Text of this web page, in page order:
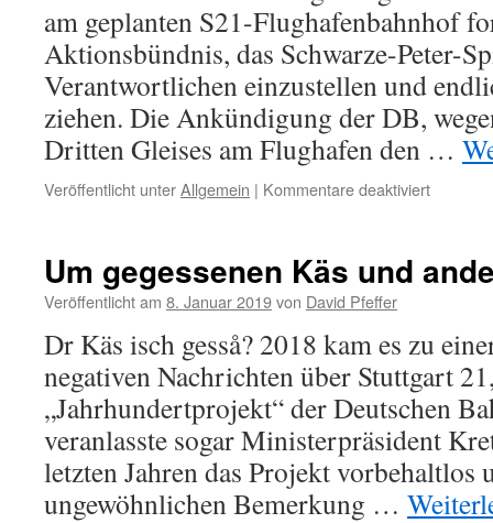
am geplanten S21-Flughafenbahnhof
Aktionsbündnis, das Schwarze-Peter-
Verantwortlichen einzustellen und
ziehen. Die Ankündigung der DB,
Dritten Gleises am Flughafen den …
Veröffentlicht unterAllgemein | Kommentare deaktiviertfür
lagen
Um gegessenen Käs und
Veröffentlicht am 8. Januar 2019von David Pfeffer
Dr Käs isch gesså? 2018 kam es zu
negativen Nachrichten über Stuttgart
„Jahrhundertprojekt“ der Deutschen
veranlasste sogar Ministerpräsident
letzten Jahren das Projekt vorbehaltlos
ungewöhnlichen Bemerkung …